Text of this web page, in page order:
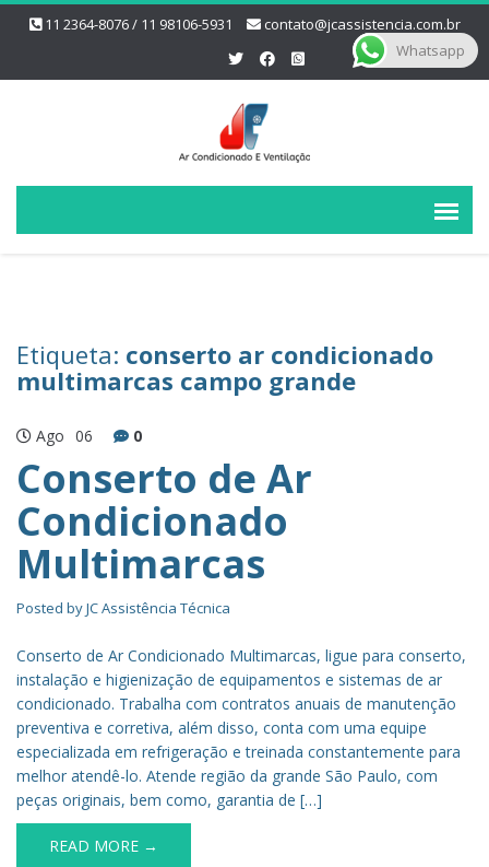
11 2364-8076 / 11 98106-5931 contato@jcassistencia.com.br
Etiqueta: conserto ar condicionado
multimarcas campo grande
Ago 06 0
Conserto de Ar
Condicionado
Multimarcas
Posted byJC Assistência Técnica
Conserto de Ar Condicionado Multimarcas, ligue para conserto,
instalação e higienização de equipamentos e sistemas de ar
condicionado. Trabalha com contratos anuais de manutenção
preventiva e corretiva, além disso, conta com uma equipe
especializada em refrigeração e treinada constantemente para
melhor atendê-lo. Atende região da grande São Paulo, com
peças originais, bem como, garantia de […]
READ MORE →
Whatsapp